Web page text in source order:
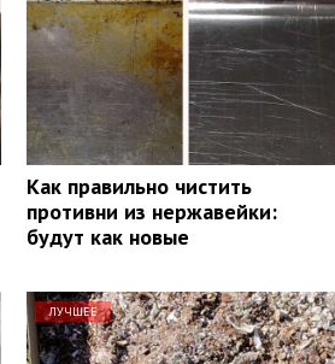
Как правильно чистить
противни из нержавейки:
будут как новые
ЛУЧШЕЕ